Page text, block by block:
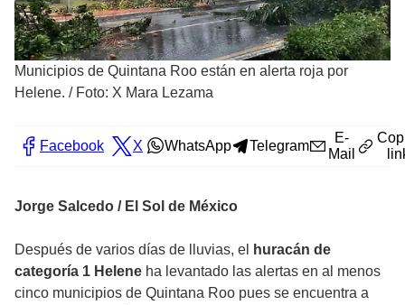
Municipios de Quintana Roo están en alerta roja por
Helene. / Foto: X Mara Lezama
Facebook X WhatsApp Telegram
E-
Mail
Jorge Salcedo / El Sol de México
Después de varios días de lluvias, el
huracán de
categoría 1 Helene ha levantado las alertas en al menos
cinco municipios de Quintana Roo pues se encuentra a